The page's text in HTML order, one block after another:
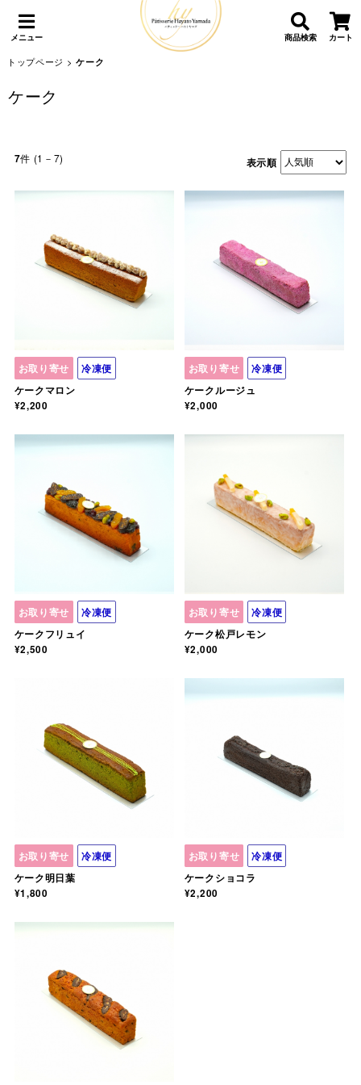
メニュー 商品検索 カート
トップページ >ケーク
ケーク
7件 (1－7) 表示順
お取り寄せ
冷凍便
ケークマロン
¥2,200
お取り寄せ
冷凍便
ケークルージュ
¥2,000
お取り寄せ
冷凍便
ケークフリュイ
¥2,500
お取り寄せ
冷凍便
ケーク松戸レモン
¥2,000
お取り寄せ
冷凍便
ケーク明日葉
¥1,800
お取り寄せ
冷凍便
ケークショコラ
¥2,200